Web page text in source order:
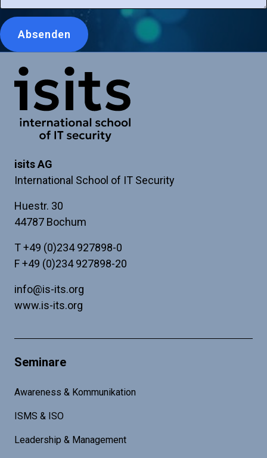
Leave
this
blank
you're
human
Absenden
Link zur Startseite
isits AG
International School of IT Security
Huestr. 30
44787 Bochum
T+49 (0)234 927898-0
F +49 (0)234 927898-20
info@is-its.org
www.is-its.org
Seminare
Awareness & Kommunikation
ISMS & ISO
Leadership & Management